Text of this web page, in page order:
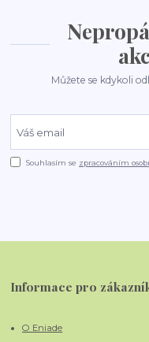
Můžete se kdykoli
Souhlasím se zpracováním
Informace pro
O Eniade